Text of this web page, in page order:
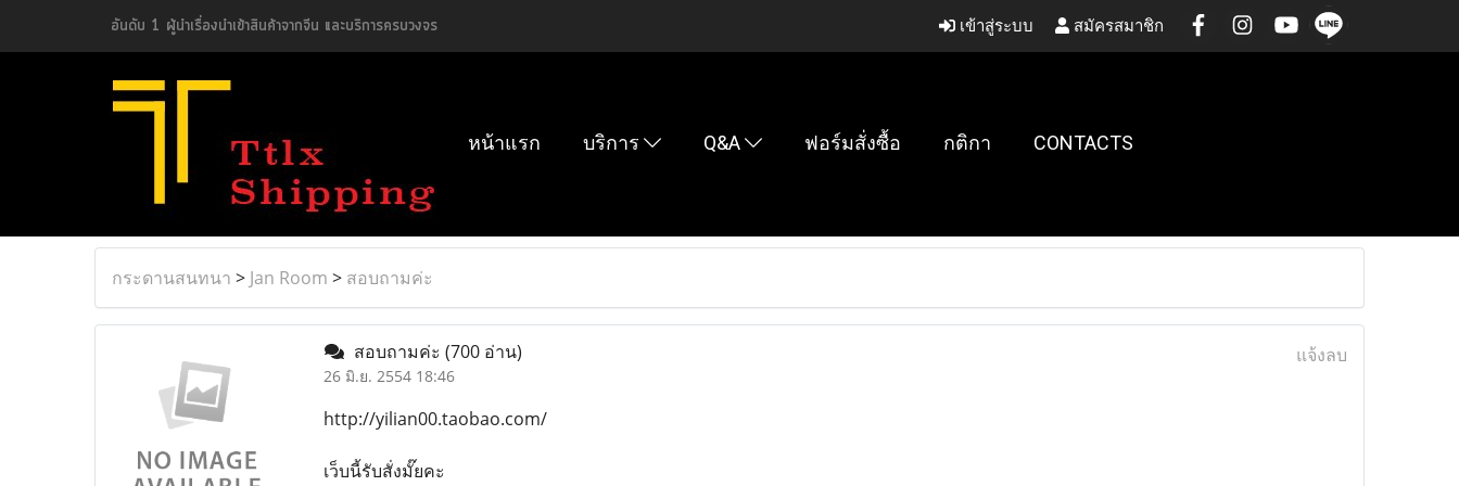
อันดับ 1 ผู้นำเรื่องนำเข้าสินค้าจากจีน และบริการครบวงจร เข้าสู่ระบบ สมัครสมาชิก
หน้าแรก บริการ Q&A ฟอร์มสั่งซื้อ กติกา CONTACTS
กระดานสนทนา > Jan Room > สอบถามค่ะ
สอบถามค่ะ (700 อ่าน)
26 มิ.ย. 2554 18:46
แจ้งลบ
http://yilian00.taobao.com/
เว็บนี้รับสั่งมั๊ยคะ